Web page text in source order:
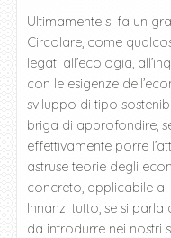
Ultimamente si fa un
Circolare, come
legati all’ecologia,
con le esigenze
sviluppo di tipo
briga di approfondire,
effettivamente porre
astruse teorie degli
concreto, applicabile
Innanzi tutto, se si
da introdurre nei nostri